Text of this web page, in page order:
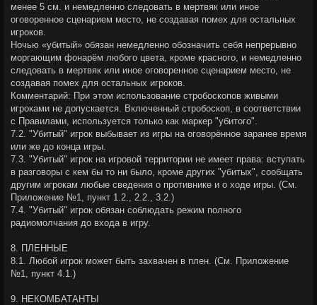
менее 5 см. и немедленно следовать в мертвяк или иное
оговоренное сценарием место, не создавая помех для остальных
игроков.
Ночью «убитый» обязан немедленно обозначить себя непрерывно
моргающим фонарём любого цвета, кроме красного, и немедленно
следовать в мертвяк или иное оговоренное сценарием место, не
создавая помех для остальных игроков.
Комментарий: При этом использование стробоскопов живыми
игроками не допускается. Включенный стробоскоп, в соответствии
с Правилами, используется только как маркер "убитого".
7.2. "Убитый" игрок выбывает из игры на оговорённое заранее время
или же до конца игры.
7.3. "Убитый" игрок на игровой территории не имеет права: вступать
в разговоры с кем бы то ни было, кроме других "убитых", сообщать
другим игрокам любые сведения о противнике и о ходе игры. (См.
Приложение №1, пункт 1.2., 2.2., 3.2.)
7.4. "Убитый" игрок обязан соблюдать режим полного
радиомолчания до входа в игру.
8. ПЛЕННЫЕ
8.1. Любой игрок может быть захвачен в плен. (См. Приложение
№1, пункт 4.1.)
9. НЕКОМБАТАНТЫ